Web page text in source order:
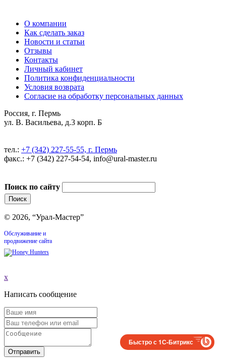
О компании
Как сделать заказ
Новости и статьи
Отзывы
Контакты
Личный кабинет
Политика конфиденциальности
Условия возврата
Согласие на обработку персональных данных
Россия, г. Пермь
ул. В. Васильева, д.3 корп. Б
тел.: +7 (342) 227-55-55, г. Пермь
факс.: +7 (342) 227-54-54, info@ural-master.ru
Поиск по сайту
© 2026, “Урал-Мастер”
Обслуживание и
продвижение сайта
x
Написать сообщение
Отправить
Быстро с 1С-Битрикс